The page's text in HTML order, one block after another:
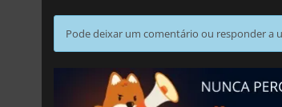
Pode deixar um comentário ou responder a